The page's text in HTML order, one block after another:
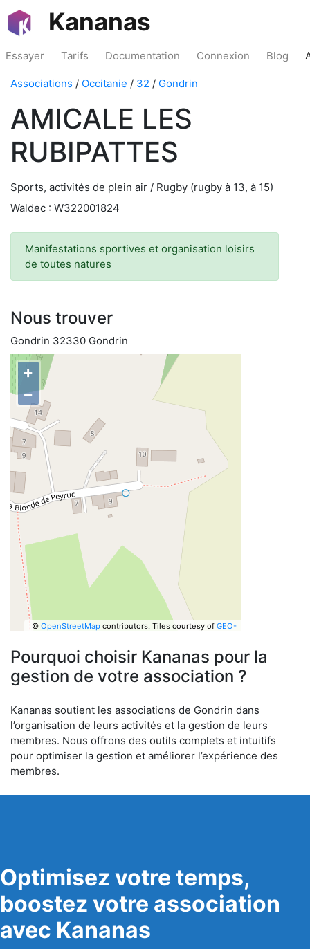
Kananas
Essayer Tarifs Documentation Connexion Blog
Associations / Occitanie / 32 / Gondrin
AMICALE LES
RUBIPATTES
Sports, activités de plein air / Rugby (rugby à 13, à 15)
Waldec : W322001824
Manifestations sportives et organisation loisirs
de toutes natures
Nous trouver
Gondrin 32330 Gondrin
+
−
© OpenStreetMapcontributors. Tiles courtesy of GEO-
Pourquoi choisir Kananas pour la
gestion de votre association ?
Kananas soutient les associations de Gondrin dans
l’organisation de leurs activités et la gestion de leurs
membres. Nous offrons des outils complets et intuitifs
pour optimiser la gestion et améliorer l’expérience des
membres.
Optimisez votre temps,
boostez votre association
avec Kananas